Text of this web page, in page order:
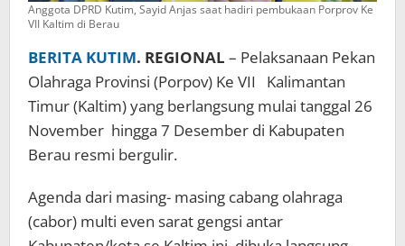
Anggota DPRD Kutim, Sayid Anjas saat hadiri pembukaan Porprov Ke
VII Kaltim di Berau
BERITA KUTIM. REGIONAL – Pelaksanaan Pekan
Olahraga Provinsi (Porpov) Ke VII Kalimantan
Timur (Kaltim) yang berlangsung mulai tanggal 26
November hingga 7 Desember di Kabupaten
Berau resmi bergulir.
Agenda dari masing- masing cabang olahraga
(cabor) multi even sarat gengsi antar